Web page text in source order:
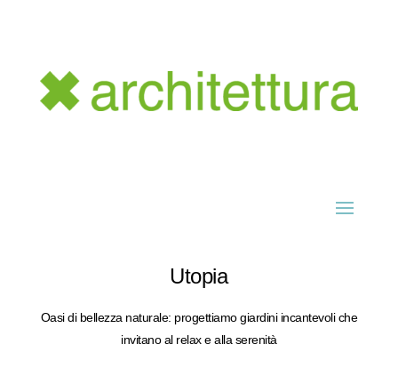
Utopia
Oasi di bellezza naturale: progettiamo giardini incantevoli che
invitano al relax e alla serenità